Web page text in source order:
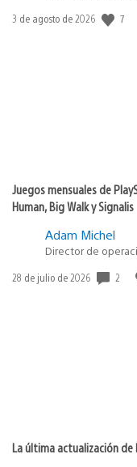
Fecha
3 de agosto de 2026 7
Juegos mensuales de
Human, Big Walk y Signalis
Adam Michel
Director de
Fecha
28 de julio de 2026 2
La última actualización